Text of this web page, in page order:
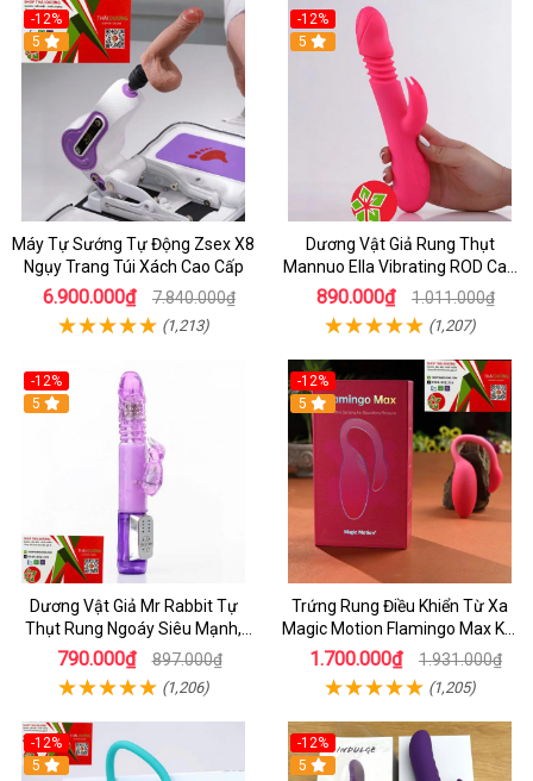
-12%
5
Máy Tự Sướng Tự Động Zsex X8
Ngụy Trang Túi Xách Cao Cấp
6.900.000₫ 7.840.000₫
(1,213)
-12%
5
Dương Vật Giả Rung Thụt
Mannuo Ella Vibrating ROD Cao
Cấp Cho Nữ
890.000₫ 1.011.000₫
(1,207)
-12%
5
Dương Vật Giả Mr Rabbit Tự
Thụt Rung Ngoáy Siêu Mạnh,
Chính Hãng
790.000₫ 897.000₫
(1,206)
-12%
5
Trứng Rung Điều Khiển Từ Xa
Magic Motion Flamingo Max Kết
Nối App Thông Minh
1.700.000₫ 1.931.000₫
(1,205)
-12%
5
-12%
5